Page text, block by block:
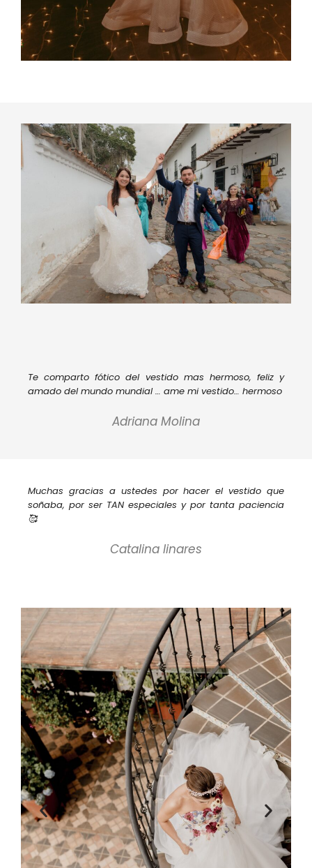
Te comparto fótico del vestido mas hermoso, feliz y
amado del mundo mundial … ame mi vestido… hermoso
Adriana Molina
Muchas gracias a ustedes por hacer el vestido que
soñaba, por ser TAN especiales y por tanta paciencia
🥰
Catalina linares